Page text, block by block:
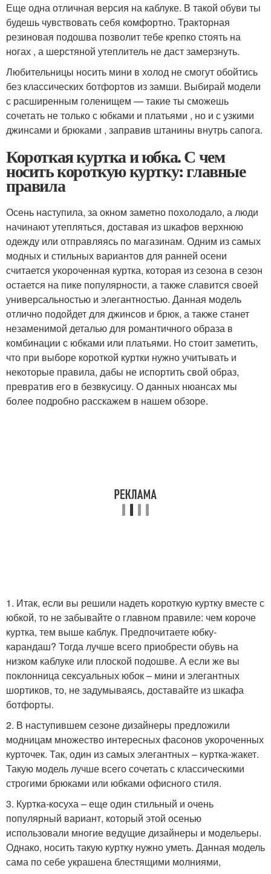
Еще одна отличная версия на каблуке. В такой обуви ты
будешь чувствовать себя комфортно. Тракторная
резиновая подошва позволит тебе крепко стоять на
ногах , а шерстяной утеплитель не даст замерзнуть.
Любительницы носить мини в холод не смогут обойтись
без классических ботфортов из замши. Выбирай модели
с расширенным голенищем — такие ты сможешь
сочетать не только с юбками и платьями , но и с узкими
джинсами и брюками , заправив штанины внутрь сапога.
Короткая куртка и юбка. С чем
носить короткую куртку: главные
правила
Осень наступила, за окном заметно похолодало, а люди
начинают утепляться, доставая из шкафов верхнюю
одежду или отправляясь по магазинам. Одним из самых
модных и стильных вариантов для ранней осени
считается укороченная куртка, которая из сезона в сезон
остается на пике популярности, а также славится своей
универсальностью и элегантностью. Данная модель
отлично подойдет для джинсов и брюк, а также станет
незаменимой деталью для романтичного образа в
комбинации с юбками или платьями. Но стоит заметить,
что при выборе короткой куртки нужно учитывать и
некоторые правила, дабы не испортить свой образ,
превратив его в безвкусицу. О данных нюансах мы
более подробно расскажем в нашем обзоре.
1. Итак, если вы решили надеть короткую куртку вместе с
юбкой, то не забывайте о главном правиле: чем короче
куртка, тем выше каблук. Предпочитаете юбку-
карандаш? Тогда лучше всего приобрести обувь на
низком каблуке или плоской подошве. А если же вы
поклонница сексуальных юбок – мини и элегантных
шортиков, то, не задумываясь, доставайте из шкафа
ботфорты.
2. В наступившем сезоне дизайнеры предложили
модницам множество интересных фасонов укороченных
курточек. Так, один из самых элегантных – куртка-жакет.
Такую модель лучше всего сочетать с классическими
строгими брюками или юбками офисного стиля.
3. Куртка-косуха – еще один стильный и очень
популярный вариант, который этой осенью
использовали многие ведущие дизайнеры и модельеры.
Однако, носить такую куртку нужно уметь. Данная модель
сама по себе украшена блестящими молниями,